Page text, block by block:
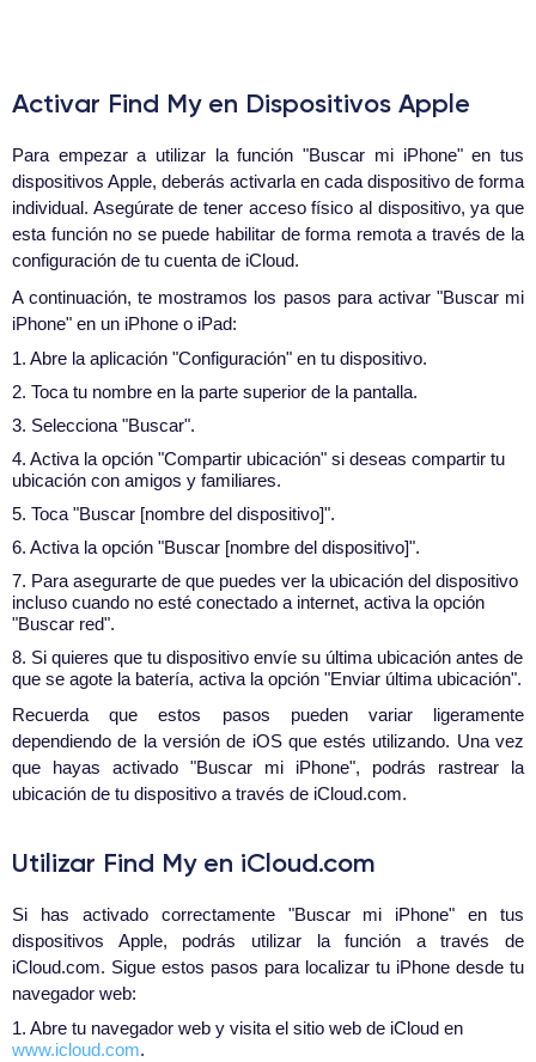
Activar Find My en Dispositivos Apple
Para empezar a utilizar la función "Buscar mi iPhone" en tus
dispositivos Apple, deberás activarla en cada dispositivo de forma
individual. Asegúrate de tener acceso físico al dispositivo, ya que
esta función no se puede habilitar de forma remota a través de la
configuración de tu cuenta de iCloud.
A continuación, te mostramos los pasos para activar "Buscar mi
iPhone" en un iPhone o iPad:
1. Abre la aplicación "Configuración" en tu dispositivo.
2. Toca tu nombre en la parte superior de la pantalla.
3. Selecciona "Buscar".
4. Activa la opción "Compartir ubicación" si deseas compartir tu
ubicación con amigos y familiares.
5. Toca "Buscar [nombre del dispositivo]".
6. Activa la opción "Buscar [nombre del dispositivo]".
7. Para asegurarte de que puedes ver la ubicación del dispositivo
incluso cuando no esté conectado a internet, activa la opción
"Buscar red".
8. Si quieres que tu dispositivo envíe su última ubicación antes de
que se agote la batería, activa la opción "Enviar última ubicación".
Recuerda que estos pasos pueden variar ligeramente
dependiendo de la versión de iOS que estés utilizando. Una vez
que hayas activado "Buscar mi iPhone", podrás rastrear la
ubicación de tu dispositivo a través de iCloud.com.
Utilizar Find My en iCloud.com
Si has activado correctamente "Buscar mi iPhone" en tus
dispositivos Apple, podrás utilizar la función a través de
iCloud.com. Sigue estos pasos para localizar tu iPhone desde tu
navegador web:
1. Abre tu navegador web y visita el sitio web de iCloud en
www.icloud.com.